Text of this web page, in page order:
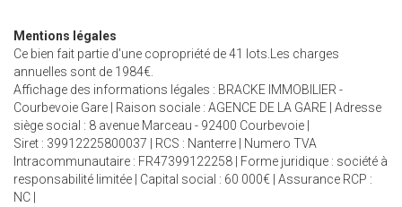
Mentions légales
Ce bien fait partie d'une copropriété de 41 lots.Les charges
annuelles sont de 1984€.
Affichage des informations légales : BRACKE IMMOBILIER -
Courbevoie Gare | Raison sociale : AGENCE DE LA GARE | Adresse
siège social : 8 avenue Marceau - 92400 Courbevoie |
Siret : 39912225800037 | RCS : Nanterre | Numero TVA
Intracommunautaire : FR47399122258 | Forme juridique : société à
responsabilité limitée | Capital social : 60 000€ | Assurance RCP :
NC |